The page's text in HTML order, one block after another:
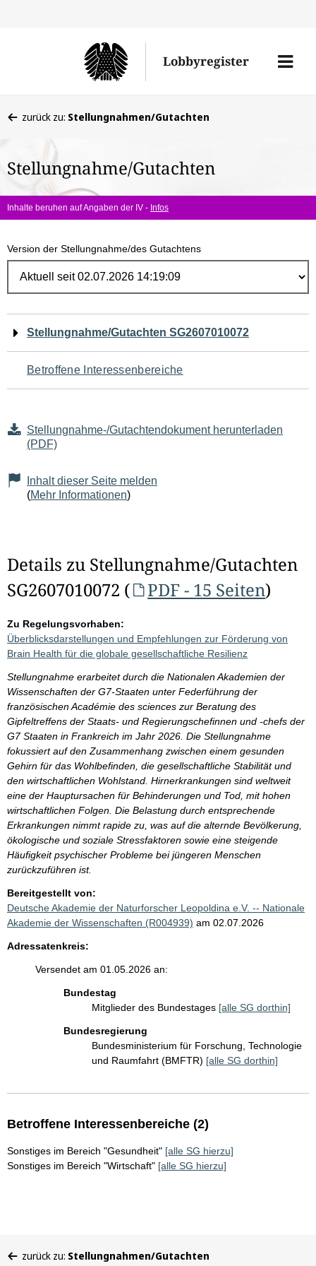
Lobbyregister
Menü
befinden
hier:
zurück zu: Stellungnahmen/Gutachten
Stellungnahme/Gutachten
Inhalte beruhen auf Angaben der IV - Infos
Version der Stellungnahme/des Gutachtens
Navigation
für
den
Seiteninhalt
Stellungnahme/Gutachten SG2607010072
Betroffene Interessenbereiche
Stellungnahme-/Gutachtendokument herunterladen
(PDF)
Inhalt dieser Seite melden
(Mehr Informationen)
Details zu Stellungnahme/Gutachten
SG2607010072 (
PDF - 15 Seiten)
Zu Regelungsvorhaben:
Überblicksdarstellungen und Empfehlungen zur Förderung von
Brain Health für die globale gesellschaftliche Resilienz
Stellungnahme erarbeitet durch die Nationalen Akademien der
Wissenschaften der G7-Staaten unter Federführung der
französischen Académie des sciences zur Beratung des
Gipfeltreffens der Staats- und Regierungschefinnen und -chefs der
G7 Staaten in Frankreich im Jahr 2026. Die Stellungnahme
fokussiert auf den Zusammenhang zwischen einem gesunden
Gehirn für das Wohlbefinden, die gesellschaftliche Stabilität und
den wirtschaftlichen Wohlstand. Hirnerkrankungen sind weltweit
eine der Hauptursachen für Behinderungen und Tod, mit hohen
wirtschaftlichen Folgen. Die Belastung durch entsprechende
Erkrankungen nimmt rapide zu, was auf die alternde Bevölkerung,
ökologische und soziale Stressfaktoren sowie eine steigende
Häufigkeit psychischer Probleme bei jüngeren Menschen
zurückzuführen ist.
Bereitgestellt von:
Deutsche Akademie der Naturforscher Leopoldina e.V. -- Nationale
Akademie der Wissenschaften (R004939) am 02.07.2026
Adressatenkreis:
Versendet am 01.05.2026 an:
Bundestag
Mitglieder des Bundestages [alle SG dorthin]
Bundesregierung
Bundesministerium für Forschung, Technologie
und Raumfahrt (BMFTR) [alle SG dorthin]
Betroffene Interessenbereiche (2)
Sonstiges im Bereich "Gesundheit" [alle SG hierzu]
Sonstiges im Bereich "Wirtschaft" [alle SG hierzu]
zurück zu: Stellungnahmen/Gutachten